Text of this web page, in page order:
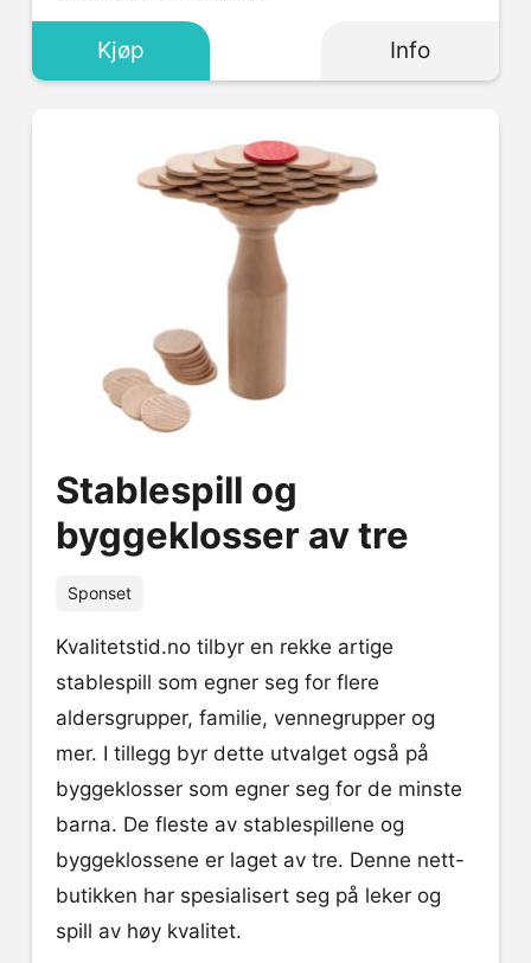
Info
Kjøp
Stablespill og
byggeklosser av tre
Sponset
Kvalitetstid.no tilbyr en rekke artige
stablespill som egner seg for flere
aldersgrupper, familie, vennegrupper og
mer. I tillegg byr dette utvalget også på
byggeklosser som egner seg for de minste
barna. De fleste av stablespillene og
byggeklossene er laget av tre. Denne nett-
butikken har spesialisert seg på leker og
spill av høy kvalitet.